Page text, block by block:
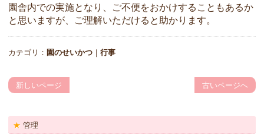
園舎内での実施となり、ご不便をおかけすることもあるか
と思いますが、ご理解いただけると助かります。
カテゴリ： 園のせいかつ ｜ 行事
新しいページ 古いページへ
管理